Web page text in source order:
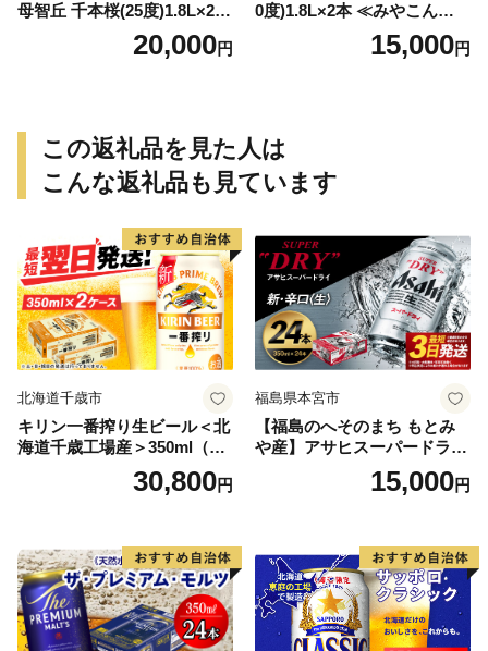
母智丘 千本桜(25度)1.8L×2本
≪みやこんじょ特急便≫_AC
20,000円
0度)1.8L×2本 ≪みやこんじょ
特急便≫_MJ-077115,000円
この返礼品を見た人は
こんな返礼品も見ています
北海道千歳市
キリン一番搾り生ビール＜北
海道千歳工場産＞350ml（24
30,800円
福島県本宮市
【福島のへそのまち もとみ
や産】アサヒスーパードライ
350ml×24本 合計8.4L 1ケー
ス アルコール度数5% 缶ビー
口 送料無料 カメイ 本宮市
【07214-0206】
15,000円